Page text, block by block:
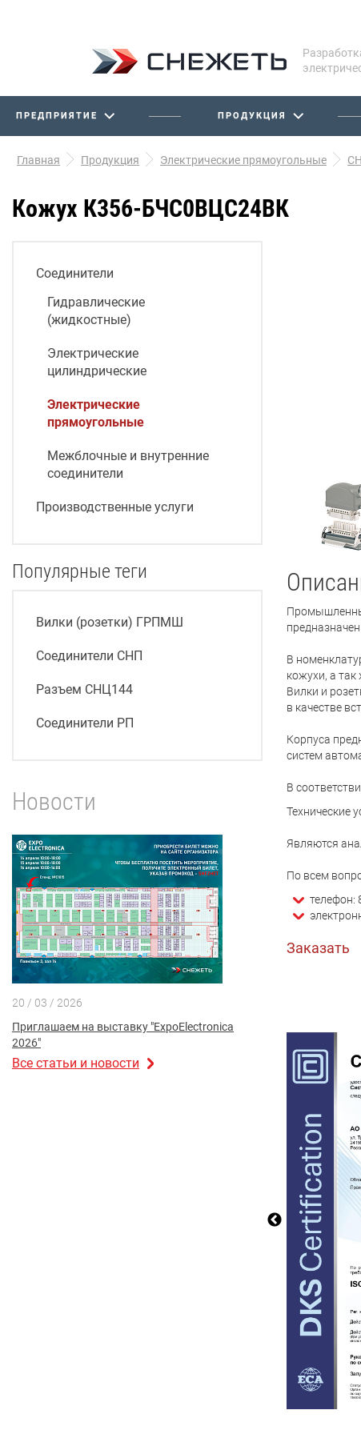
ПРЕДПРИЯТИЕ ПРОДУКЦИЯ
Главная Продукция Электрические прямоугольные
Кожух К356-БЧС0ВЦС24ВК
Соединители
Гидравлические
(жидкостные)
Электрические
цилиндрические
Электрические
прямоугольные
Межблочные и внутренние
соединители
Производственные услуги
Популярные теги
Вилки (розетки) ГРПМШ
Соединители СНП
Разъем СНЦ144
Соединители РП
Новости
20 / 03 / 2026
Приглашаем на выставку "ExpoElectronica
2026"
Все статьи и новости
В
кожухи, а
Вилки и
в качестве
Корпуса
систем
В
Технические
Являются
По всем
телефон:
Заказать